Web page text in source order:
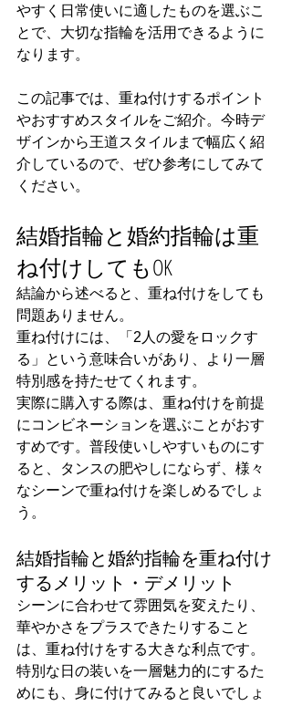
やすく日常使いに適したものを選ぶこ
とで、大切な指輪を活用できるように
なります。
この記事では、重ね付けするポイント
やおすすめスタイルをご紹介。今時デ
ザインから王道スタイルまで幅広く紹
介しているので、ぜひ参考にしてみて
ください。
結婚指輪と婚約指輪は重
ね付けしてもOK
結論から述べると、重ね付けをしても
問題ありません。
重ね付けには、「2人の愛をロックす
る」という意味合いがあり、より一層
特別感を持たせてくれます。
実際に購入する際は、重ね付けを前提
にコンビネーションを選ぶことがおす
すめです。普段使いしやすいものにす
ると、タンスの肥やしにならず、様々
なシーンで重ね付けを楽しめるでしょ
う。
結婚指輪と婚約指輪を重ね付け
するメリット・デメリット
シーンに合わせて雰囲気を変えたり、
華やかさをプラスできたりすること
は、重ね付けをする大きな利点です。
特別な日の装いを一層魅力的にするた
めにも、身に付けてみると良いでしょ